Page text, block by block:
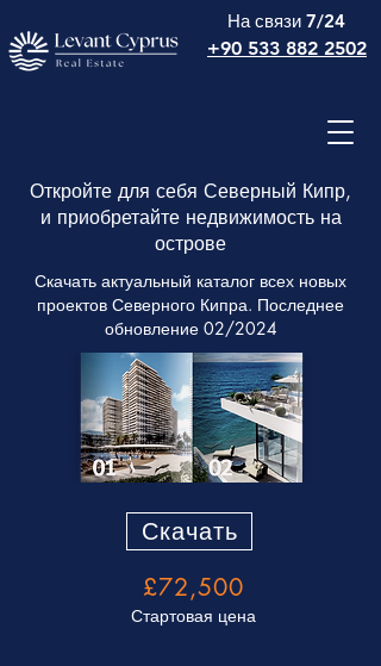
На связи 7/24
+90 533 882 2502
Откройте для себя Северный Кипр,
и приобретайте недвижимость на
острове
Скачать актуальный каталог всех новых
проектов Северного Кипра. Последнее
обновление 02/2024
Скачать
£72,500
Стартовая цена